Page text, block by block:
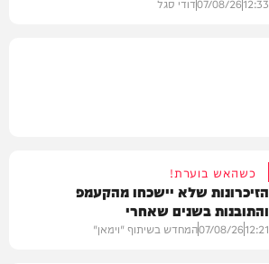
12:33
07/08/26דודי סגל
כשהאש בוערת!
הזיכרונות שלא יישכחו מהקעמפ
והתובנות בשנים שאחרי
12:21
07/08/26המחדש בשיתוף "וימאן"